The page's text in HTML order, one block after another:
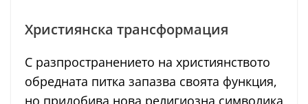
Християнска трансформация
С разпространението на християнството
обредната питка запазва своята функция,